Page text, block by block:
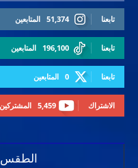
51,374 المتابعين تابعنا
196,100 المتابعين تابعنا
0 المتابعين تابعنا
5,459 المشتركين الاشتراك
الطقس